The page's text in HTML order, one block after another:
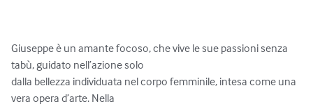
Giuseppe è un amante focoso, che vive le sue passioni senza
tabù, guidato nell’azione solo
dalla bellezza individuata nel corpo femminile, intesa come una
vera opera d’arte. Nella